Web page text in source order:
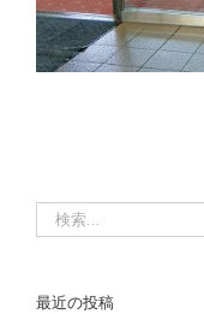
索
最近の投稿